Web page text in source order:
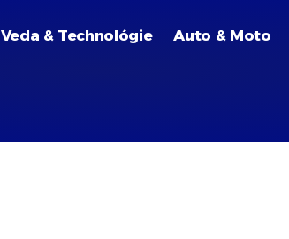
Veda & Technológie Auto & Moto